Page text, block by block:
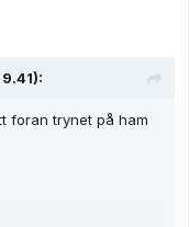
foran trynet på ham